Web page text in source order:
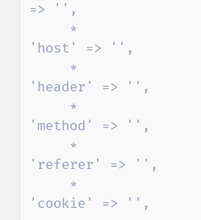
=> '',
'host' => '',
'header' => '',
'method' => '',
'referer' => '',
'cookie' => '',